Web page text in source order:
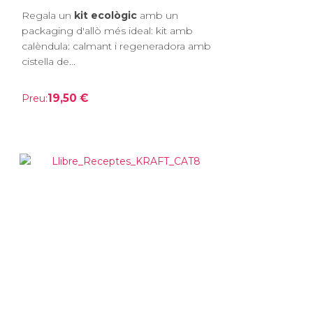
Regala un kit ecològic amb un
packaging d'allò més ideal: kit amb
calèndula: calmant i regeneradora amb
cistella de...
Preu:19,50 €